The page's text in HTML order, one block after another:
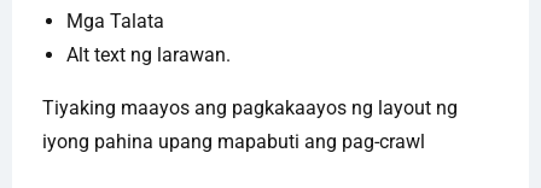
Mga Talata
Alt text ng larawan.
Tiyaking maayos ang pagkakaayos ng layout ng
iyong pahina upang mapabuti ang pag-crawl